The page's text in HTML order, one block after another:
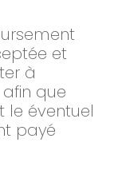
et
à
afin que
le éventuel
payé